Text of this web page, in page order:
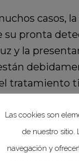
casos,
pronta
y la
tratamiento
disminuir
la
y
Las cookies son
de nuestro sitio.
navegación y